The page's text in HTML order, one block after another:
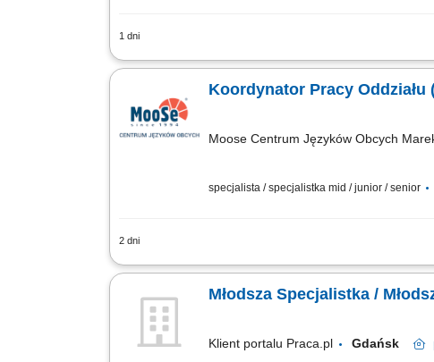
1 dni
Zapewnianie profesjonalnego wsparcia
Moose Centrum Języków Obcych
specjalista / specjalistka mid / junior / senior
2 dni
JEŚLI: jesteś osobą komunikatywną i dobrze
Młodsza Specjalistka /
Klient portalu Praca.pl Gdańsk